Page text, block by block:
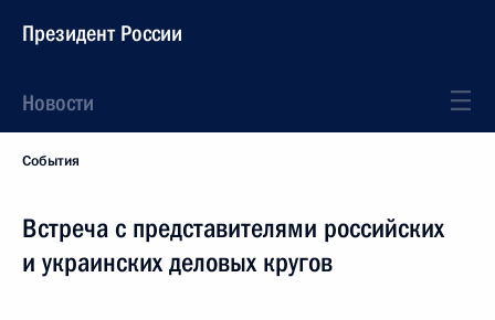
Президент России
Новости
События
Встреча с представителями российских
и украинских деловых кругов